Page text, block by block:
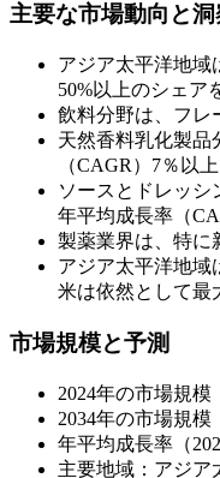
主要な市場動向と洞
アジア太平洋地域
50%以上のシェア
飲料分野は、フレ
天然香料乳化製品
（CAGR）7％以
ソースとドレッシ
年平均成長率（
製薬業界は、特に
アジア太平洋地域
米は依然として最
市場規模と予測
2024年の市場規模
2034年の市場規模
年平均成長率（
主要地域：アジア